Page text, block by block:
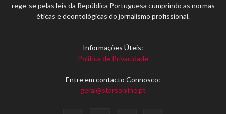
rege-se pelas leis da República Portuguesa cumprindo as normas
éticas e deontológicas do jornalismo profissional.
Informações Úteis:
Política de Privacidade
Entre em contacto Connosco:
geral@starsonline.pt